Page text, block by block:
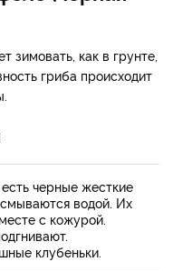
зимовать, как в грунте,
гриба происходит
черные жесткие
водой. Их
с кожурой.
клубеньки.